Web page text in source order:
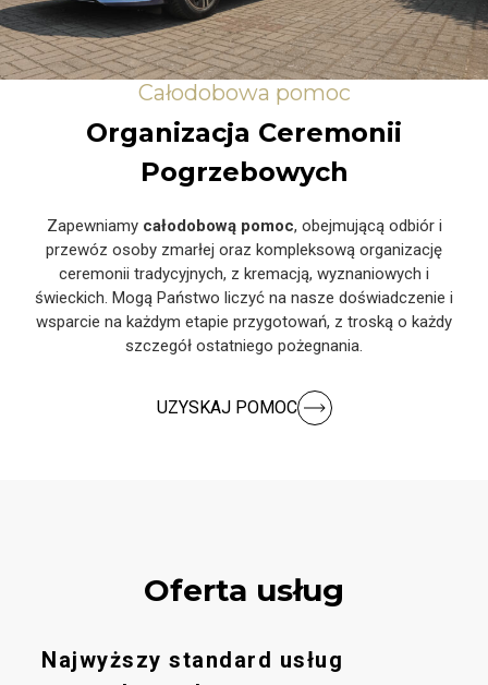
Całodobowa pomoc
Organizacja Ceremonii
Pogrzebowych
Zapewniamy całodobową pomoc, obejmującą odbiór i
przewóz osoby zmarłej oraz kompleksową organizację
ceremonii tradycyjnych, z kremacją, wyznaniowych i
świeckich. Mogą Państwo liczyć na nasze doświadczenie i
wsparcie na każdym etapie przygotowań, z troską o każdy
szczegół ostatniego pożegnania.
UZYSKAJ POMOC
Oferta usług
Najwyższy standard usług